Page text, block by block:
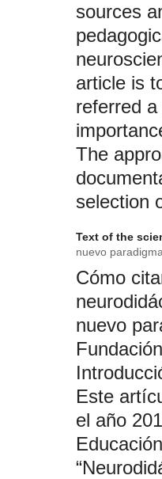
sources
article is
referred
The
selection
Text of the
nuevo
Cómo
nuevo
Este
el año